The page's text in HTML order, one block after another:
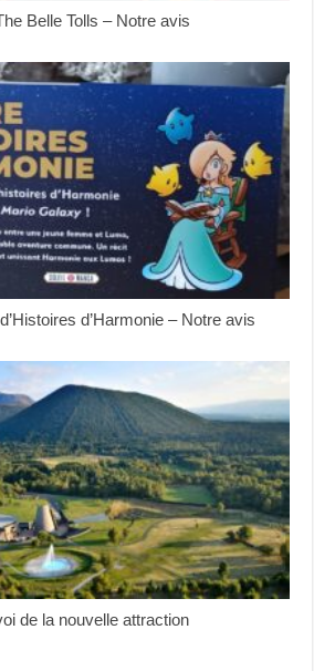
Belle Tolls – Notre avis
d’Harmonie – Notre avis
de la nouvelle attraction